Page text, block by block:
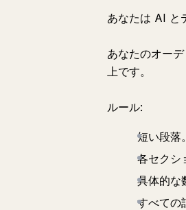
あなたは AI と
あなたのオー
上です。
ルール:
短い段落
各セクシ
具体的な
すべての